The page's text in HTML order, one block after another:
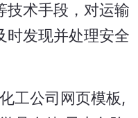
技术手段，对运输
时发现并处理安全